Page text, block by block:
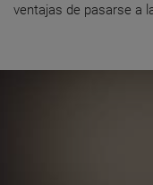
ventajas de pasarse a